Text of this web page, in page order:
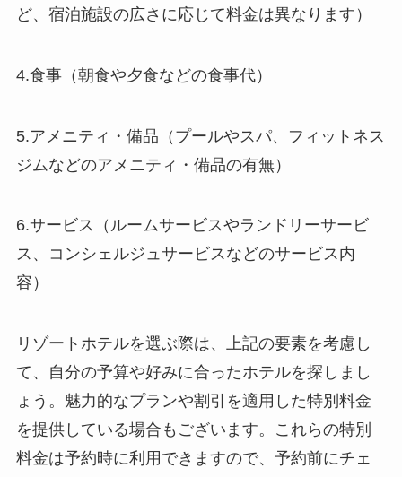
ど、宿泊施設の広さに応じて料金は異なります）
4.食事（朝食や夕食などの食事代）
5.アメニティ・備品（プールやスパ、フィットネス
ジムなどのアメニティ・備品の有無）
6.サービス（ルームサービスやランドリーサービ
ス、コンシェルジュサービスなどのサービス内
容）
リゾートホテルを選ぶ際は、上記の要素を考慮し
て、自分の予算や好みに合ったホテルを探しまし
ょう。魅力的なプランや割引を適用した特別料金
を提供している場合もございます。これらの特別
料金は予約時に利用できますので、予約前にチェ